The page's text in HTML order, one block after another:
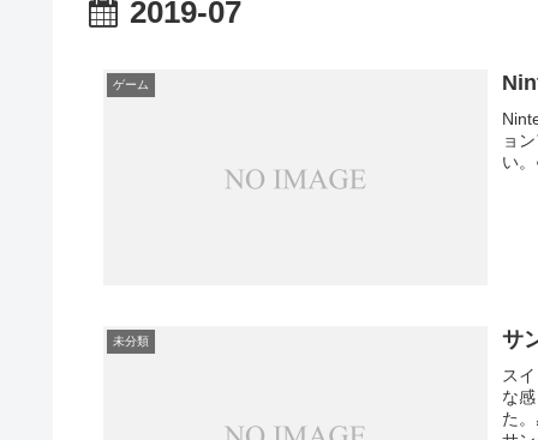
2019-07
ゲーム
ョ
い
未分類 サ
ス
な
た